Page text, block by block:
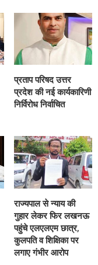
प्रताप परिषद उत्तर
प्रदेश की नई कार्यकारिणी
निर्विरोध निर्वाचित
राज्यपाल से न्याय की
गुहार लेकर फिर लखनऊ
पहुंचे एलएलएम छात्र,
कुलपति व शिक्षिका पर
लगाए गंभीर आरोप